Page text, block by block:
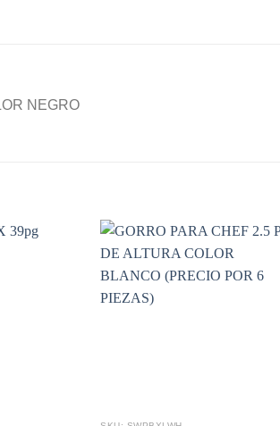
NEGRO